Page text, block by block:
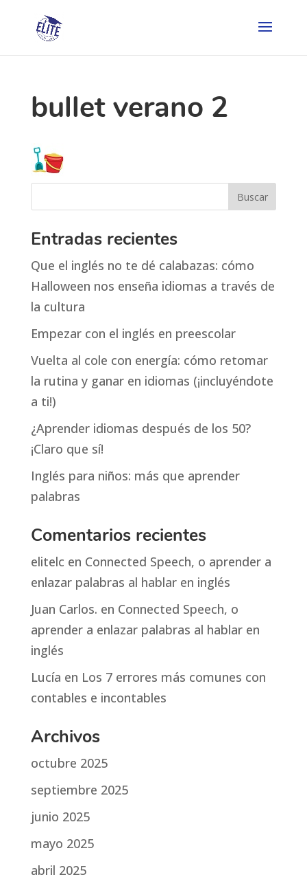
bullet verano 2
Entradas recientes
Que el inglés no te dé calabazas: cómo
Halloween nos enseña idiomas a través de
la cultura
Empezar con el inglés en preescolar
Vuelta al cole con energía: cómo retomar
la rutina y ganar en idiomas (¡incluyéndote
a ti!)
¿Aprender idiomas después de los 50?
¡Claro que sí!
Inglés para niños: más que aprender
palabras
Comentarios recientes
elitelc en Connected Speech, o aprender a
enlazar palabras al hablar en inglés
Juan Carlos. en Connected Speech, o
aprender a enlazar palabras al hablar en
inglés
Lucía en Los 7 errores más comunes con
contables e incontables
Archivos
octubre 2025
septiembre 2025
junio 2025
mayo 2025
abril 2025